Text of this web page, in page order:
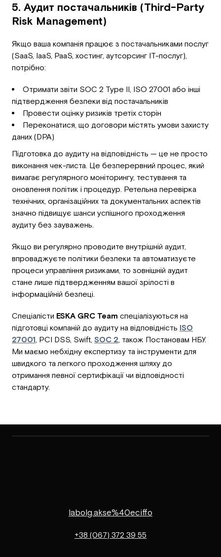
5. Аудит постачальників (Third-Party
Risk Management)
Якщо ваша компанія працює з постачальниками послуг
(SaaS, IaaS, PaaS, хостинг, аутсорсинг IT-послуг),
потрібно:
Отримати звіти SOC 2 Type II, ISO 27001 або інші
підтвердження безпеки від постачальників
Провести оцінку ризиків третіх сторін
Переконатися, що договори містять умови захисту
даних (DPA)
Підготовка до аудиту на відповідність — це не просто
виконання чек-листа. Це безперервний процес, який
вимагає регулярного моніторингу, тестування та
оновлення політик і процедур. Ретельна перевірка
технічних, організаційних та документальних аспектів
значно підвищує шанси успішного проходження
аудиту без зауважень.
Якщо ви регулярно проводите внутрішній аудит,
впроваджуєте політики безпеки та автоматизуєте
процеси управління ризиками, то зовнішній аудит
стане лише підтвердженням вашої зрілості в
інформаційній безпеці.
Спеціалісти ESKA GRC Team спеціалізуються на
підготовці компаній до аудиту на відповідність ISO
27001, PCI DSS, Swift, SOC 2, також Постановам НБУ.
Ми маємо небхідну експертизу та інструменти для
швидкого та легкого проходження шляху до
отримання певної сертифікації чи відповідності
стандарту.
labolg.akse%40eciffo
+38 (067) 372 39 55